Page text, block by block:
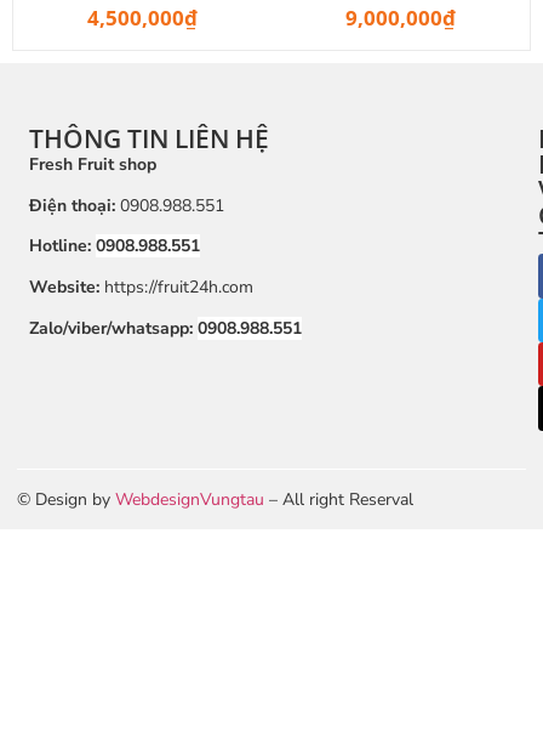
4,500,000₫ 9,000,000₫
THÔNG TIN LIÊN HỆ
Fresh Fruit shop
Điện thoại: 0908.988.551
Hotline: 0908.988.551
Website: https://fruit24h.com
Zalo/viber/whatsapp: 0908.988.551
© Design by WebdesignVungtau – All right Reserval